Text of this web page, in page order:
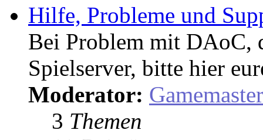
Hilfe, Probleme und
Bei Problem mit DAoC,
Spielserver, bitte hier
Moderator: Gamemaster
3 Themen